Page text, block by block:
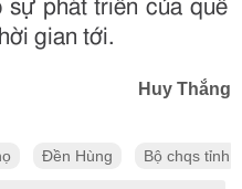
sự phát triển của quê
gian tới.
Huy Thắng
Đền Hùng Bộ chqs tỉnh